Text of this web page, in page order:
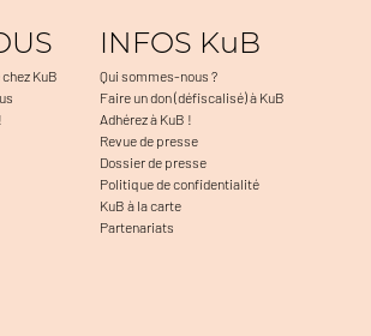
KuB
INFOS KuB
Qui sommes-nous ?
Faire un don (défiscalisé) à KuB
Adhérez à KuB !
Revue de presse
Dossier de presse
Politique de confidentialité
KuB à la carte
Partenariats